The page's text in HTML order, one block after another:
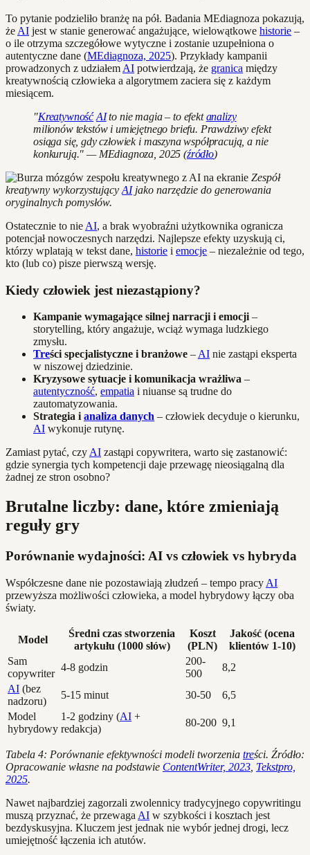
To pytanie podzieliło branżę na pół. Badania MEdiagnoza pokazują,
że AI jest w stanie generować angażujące, wielowątkowe historie –
o ile otrzyma szczegółowe wytyczne i zostanie uzupełniona o
autentyczne dane (MEdiagnoza, 2025). Przykłady kampanii
prowadzonych z udziałem AI potwierdzają, że granica między
kreatywnością człowieka a algorytmem zaciera się z każdym
miesiącem.
"Kreatywność AIto nie magia – to efektanalizy
milionów tekstów i umiejętnego briefu. Prawdziwy efekt
osiąga się, gdy człowiek i maszyna współpracują, a nie
konkurują." — MEdiagnoza, 2025 (źródło)
Zespół
kreatywny wykorzystujący AIjako narzędzie do generowania
oryginalnych pomysłów.
Ostatecznie to nie AI, a brak wyobraźni użytkownika ogranicza
potencjał nowoczesnych narzędzi. Najlepsze efekty uzyskują ci,
którzy wplatają w tekst dane, historie i emocje – niezależnie od tego,
kto (lub co) pisze pierwszą wersję.
Kiedy człowiek jest niezastąpiony?
Kampanie wymagające silnej narracji i emocji–
storytelling, który angażuje, wciąż wymaga ludzkiego
zmysłu.
Treści specjalistyczne i branżowe –AI nie zastąpi eksperta
w niszowej dziedzinie.
Kryzysowe sytuacje i komunikacja wrażliwa –
autentyczność, empatia i niuanse są trudne do
zautomatyzowania.
Strategia ianaliza danych – człowiek decyduje o kierunku,
AI wykonuje rutynę.
Zamiast pytać, czyAI zastąpi copywritera, warto się zastanowić:
gdzie synergia tych kompetencji daje przewagę nieosiągalną dla
żadnej ze stron osobno?
Brutalne liczby: dane, które zmieniają
reguły gry
Porównanie wydajności: AI vs człowiek vs hybryda
Współczesne dane nie pozostawiają złudzeń – tempo pracy AI
przewyższa możliwości człowieka, a model hybrydowy łączy oba
światy.
Model
Średni czas stworzenia
artykułu (1000 słów)
Koszt
(PLN)
Jakość (ocena
klientów 1-10)
Sam
copywriter
4-8 godzin
200-
500
8,2
AI (bez
nadzoru)
5-15 minut 30-50
6,5
Model
hybrydowy
1-2 godziny (AI +
redakcja)
80-200 9,1
Tabela 4: Porównanie efektywności modeli tworzenia treści. Źródło:
Opracowanie własne na podstawie ContentWriter, 2023 Tekstpro,
2025.
Nawet najbardziej zagorzali zwolennicy tradycyjnego copywritingu
muszą przyznać, że przewaga AI w szybkości i kosztach jest
bezdyskusyjna. Kluczem jest jednak nie wybór jednej drogi, lecz
umiejętność łączenia ich atutów.